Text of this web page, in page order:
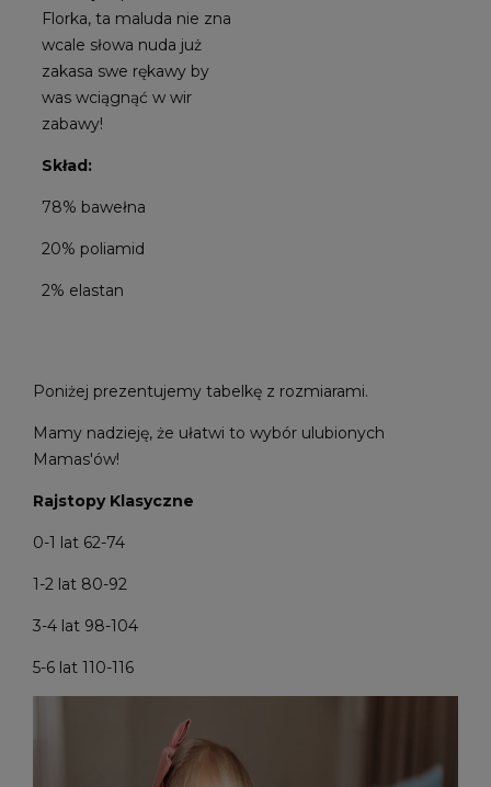
Florka, ta maluda nie zna
wcale słowa nuda już
zakasa swe rękawy by
was wciągnąć w wir
zabawy!
Skład:
78% bawełna
20% poliamid
2% elastan
Poniżej prezentujemy tabelkę z rozmiarami.
Mamy nadzieję, że ułatwi to wybór ulubionych
Mamas'ów!
Rajstopy Klasyczne
0-1 lat 62-74
1-2 lat 80-92
3-4 lat 98-104
5-6 lat 110-116